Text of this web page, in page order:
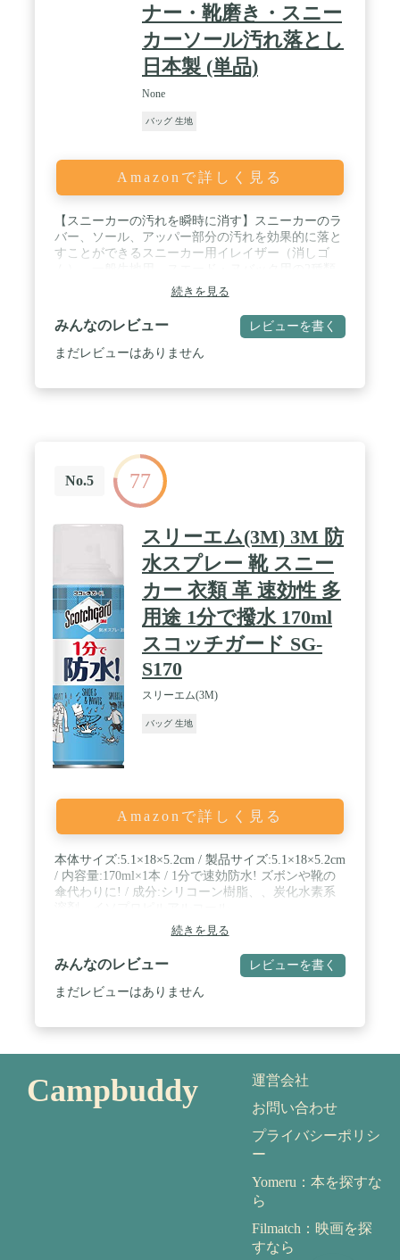
ナー・靴磨き・スニー
カーソール汚れ落とし
日本製 (単品)
None
バッグ 生地
Amazonで詳しく見る
【スニーカーの汚れを瞬時に消す】スニーカーのラ
バー、ソール、アッパー部分の汚れを効果的に落と
すことができるスニーカー用イレイザー（消しゴ
があり、本商品は一般生地用です。合皮、ナイロ
ン、ラバー、キャンバス、メッシュ素材などに使え
ます。 / 【東京発！スニーカーケアプロダクト】
CAST A SPELL ON SNEAKERS（スニーカーに魔法
をかける）をテーマに、価値あるスニーカーをより
汚れを手軽に落とすことができます。一般生地用に
は、カルシウム成分が配合されているため、黒ずみ
汚れにも効果的。また、スエード・ヌバック用に
は、研磨剤が入っているので、削ったときに出る細
かい粉が毛の奥まで入り込み、汚れを付着しながら
こすり取ることが可能。 / 【素材を傷めずに汚れを
落とす】すぐに汚れや擦れがついてしまうソールラ
バー部分、ブラシだと毛先がひっかかってしまうメ
ッシュ素材、乾かすのに時間のかかるキャンバス部
分などの汚れ落としに最適。 / 【濡らさずにクリー
ニング】水を使わずにサッと汚れを取り除けるた
め、出先でも気軽に使うことが可能。大切なスニー
カーをつねに綺麗な状態にキープ。 / 【細かな部分
にも使える】ソールやタン、アッパー部分はもちろ
ん、ステッチや履きジワなどの細かい部分の汚れも
落とすことが可能。 ※素材によっては、色落ち・変
色などが生じる場合があります。事前に目立たない
部分でご使用ください。 / ◆本体サイズ：約
続きを見る
みんなのレビュー レビューを書く
まだレビューはありません
No.5 77
スリーエム(3M) 3M 防
水スプレー 靴 スニー
カー 衣類 革 速効性 多
用途 1分で撥水 170ml
スコッチガード SG-
S170
スリーエム(3M)
バッグ 生地
Amazonで詳しく見る
本体サイズ:5.1×18×5.2cm / 製品サイズ:5.1×18×5.2cm
/ 内容量:170ml×1本 / 1分で速効防水! ズボンや靴の
傘代わりに! / 成分:シリコーン樹脂、、炭化水素系
続きを見る
みんなのレビュー レビューを書く
まだレビューはありません
Campbuddy
運営会社
お問い合わせ
プライバシーポリシ
ー
Yomeru：本を探すな
ら
Filmatch：映画を探
すなら